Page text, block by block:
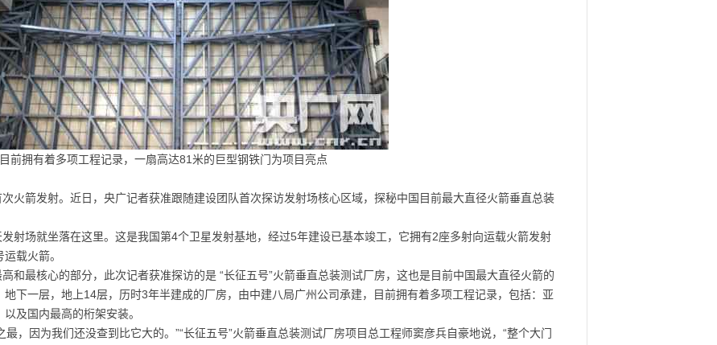
拥有着多项工程记录，一扇高达81米的巨型钢铁门为项目亮点
火箭发射。近日，央广记者获准跟随建设团队首次探访发射场核心区域，探秘中国目前最大直径火箭垂直总装
射场就坐落在这里。这是我国第4个卫星发射基地，经过5年建设已基本竣工，它拥有2座多射向运载火箭发射
载火箭。
和最核心的部分，此次记者获准探访的是 “长征五号”火箭垂直总装测试厂房，这也是目前中国最大直径火箭的
下一层，地上14层，历时3年半建成的厂房，由中建八局广州公司承建，目前拥有着多项工程记录，包括：亚
及国内最高的桁架安装。
，因为我们还没查到比它大的。”“长征五号”火箭垂直总装测试厂房项目总工程师窦彦兵自豪地说，“整个大门